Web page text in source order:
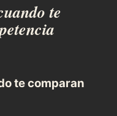
te
te comparan